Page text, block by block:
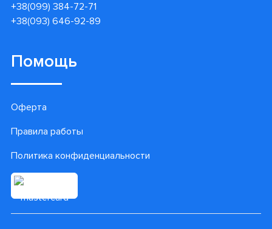
+38(099) 384-72-71
+38(093) 646-92-89
Помощь
Оферта
Правила работы
Политика конфиденциальности